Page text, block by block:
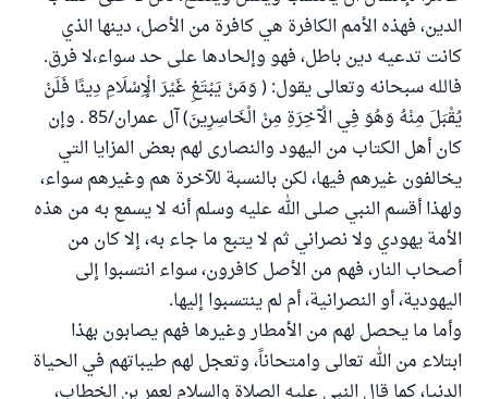
الدين، فهذه الأمم الكافرة هي كافرة من الأصل، دينها الذي
كانت تدعيه دين باطل، فهو وإلحادها على حد سواء،لا فرق.
فالله سبحانه وتعالى يقول: ( وَمَنْ يَبْتَغِ غَيْرَ الْإِسْلَامِ دِينًا فَلَنْ
يُقْبَلَ مِنْهُ وَهُوَ فِي الْآخِرَةِ مِنْ الْخَاسِرِينَ) آل عمران/85 . وإن
كان أهل الكتاب من اليهود والنصارى لهم بعض المزايا التي
يخالفون غيرهم فيها، لكن بالنسبة للآخرة هم وغيرهم سواء،
ولهذا أقسم النبي صلى الله عليه وسلم أنه لا يسمع به من هذه
الأمة يهودي ولا نصراني ثم لا يتبع ما جاء به، إلا كان من
أصحاب النار، فهم من الأصل كافرون، سواء انتسبوا إلى
اليهودية، أو النصرانية، أم لم ينتسبوا إليها.
وأما ما يحصل لهم من الأمطار وغيرها فهم يصابون بهذا
ابتلاء من الله تعالى وامتحاناً، وتعجل لهم طيباتهم في الحياة
الدنيا، كما قال النبي عليه الصلاة والسلام لعمر بن الخطاب،